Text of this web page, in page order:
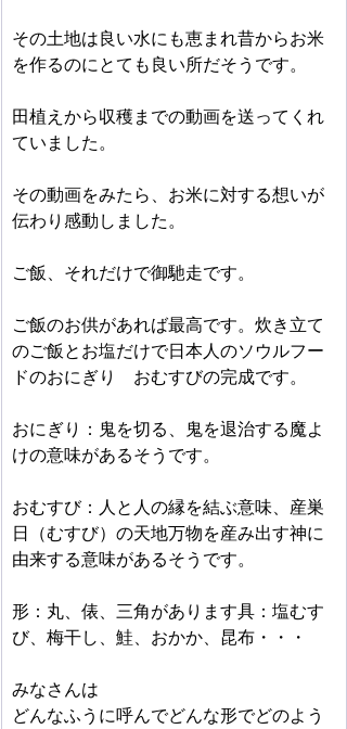
その土地は良い水にも恵まれ昔からお米
を作るのにとても良い所だそうです。
田植えから収穫までの動画を送ってくれ
ていました。
その動画をみたら、お米に対する想いが
伝わり感動しました。
ご飯、それだけで御馳走です。
ご飯のお供があれば最高です。炊き立て
のご飯とお塩だけで日本人のソウルフー
ドのおにぎり　おむすびの完成です。
おにぎり：鬼を切る、鬼を退治する魔よ
けの意味があるそうです。
おむすび：人と人の縁を結ぶ意味、産巣
日（むすび）の天地万物を産み出す神に
由来する意味があるそうです。
形：丸、俵、三角があります具：塩むす
び、梅干し、鮭、おかか、昆布・・・
みなさんは
どんなふうに呼んでどんな形でどのよう